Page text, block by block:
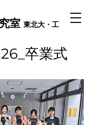
室 東北大・工
卒業式